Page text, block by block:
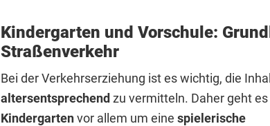
Kindergarten und Vorschule:
Straßenverkehr
Bei der Verkehrserziehung ist es wichtig, die
altersentsprechendzu vermitteln. Daher geht
Kindergartenvor allem um eine spielerische